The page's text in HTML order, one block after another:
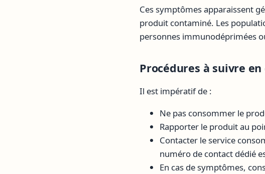
Ces symptômes apparaissent
produit contaminé. Les
personnes immunodéprimées
Procédures à suivre
Il est impératif de :
Ne pas consommer le
Rapporter le produit au
Contacter le service
numéro de contact dédié
En cas de symptômes,